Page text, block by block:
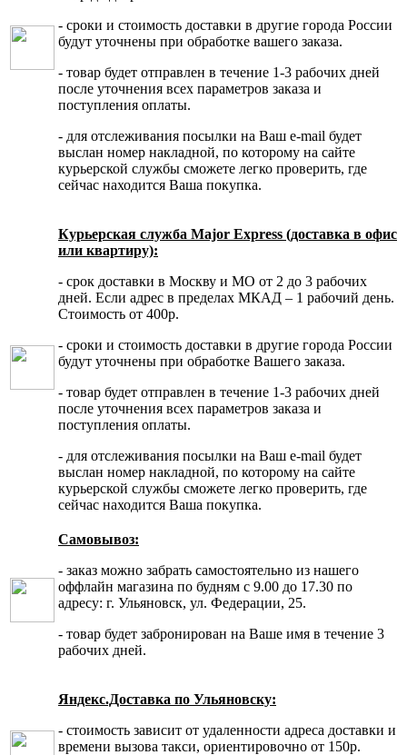
- сроки и стоимость доставки в другие города России
будут уточнены при обработке вашего заказа.
- товар будет отправлен в течение 1-3 рабочих дней
после уточнения всех параметров заказа и
поступления оплаты.
- для отслеживания посылки на Ваш e-mail будет
выслан номер накладной, по которому на сайте
курьерской службы сможете легко проверить, где
сейчас находится Ваша покупка.
Курьерская служба Major Express (доставка в офис
или квартиру):
- срок доставки в Москву и МО от 2 до 3 рабочих
дней. Если адрес в пределах МКАД – 1 рабочий день.
Стоимость от 400р.
- сроки и стоимость доставки в другие города России
будут уточнены при обработке Вашего заказа.
- товар будет отправлен в течение 1-3 рабочих дней
после уточнения всех параметров заказа и
поступления оплаты.
- для отслеживания посылки на Ваш e-mail будет
выслан номер накладной, по которому на сайте
курьерской службы сможете легко проверить, где
сейчас находится Ваша покупка.
Самовывоз:
- заказ можно забрать самостоятельно из нашего
оффлайн магазина по будням с 9.00 до 17.30 по
адресу: г. Ульяновск, ул. Федерации, 25.
- товар будет забронирован на Ваше имя в течение 3
рабочих дней.
Яндекс.Доставка по Ульяновску:
- стоимость зависит от удаленности адреса доставки и
времени вызова такси, ориентировочно от 150р.